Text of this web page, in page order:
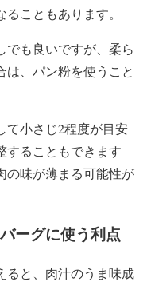
こともあります。
でも良いですが、柔ら
、パン粉を使うこと
て小さじ2程度が目安
することもできます
の味が薄まる可能性が
ーグに使う利点
ると、肉汁のうま味成